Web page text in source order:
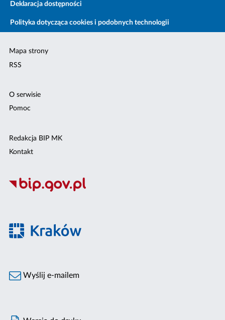
Deklaracja dostępności
Polityka dotycząca cookies i podobnych technologii
Mapa strony
RSS
O serwisie
Pomoc
Redakcja BIP MK
Kontakt
Wyślij e-mailem